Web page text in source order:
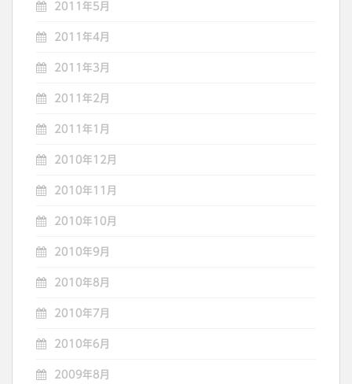
2011年5月
2011年4月
2011年3月
2011年2月
2011年1月
2010年12月
2010年11月
2010年10月
2010年9月
2010年8月
2010年7月
2010年6月
2009年8月